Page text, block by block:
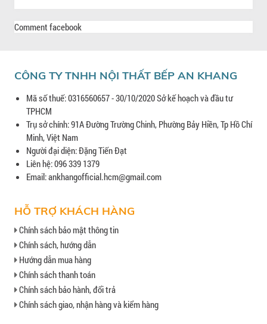
Comment facebook
CÔNG TY TNHH NỘI THẤT BẾP AN KHANG
Mã số thuế: 0316560657 - 30/10/2020 Sở kế hoạch và đầu tư
TPHCM
Trụ sở chính: 91A Đường Trường Chinh, Phường Bảy Hiền, Tp Hồ Chí
Minh, Việt Nam
Người đại diện: Đặng Tiến Đạt
Liên hệ: 096 339 1379
Email: ankhangofficial.hcm@gmail.com
HỖ TRỢ KHÁCH HÀNG
Chính sách bảo mật thông tin
Chính sách, hướng dẫn
Hướng dẫn mua hàng
Chính sách thanh toán
Chính sách bảo hành, đổi trả
Chính sách giao, nhận hàng và kiểm hàng